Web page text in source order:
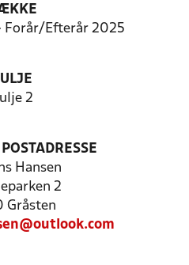
Forår/Efterår 2025
2
Hansen
2
Gråsten